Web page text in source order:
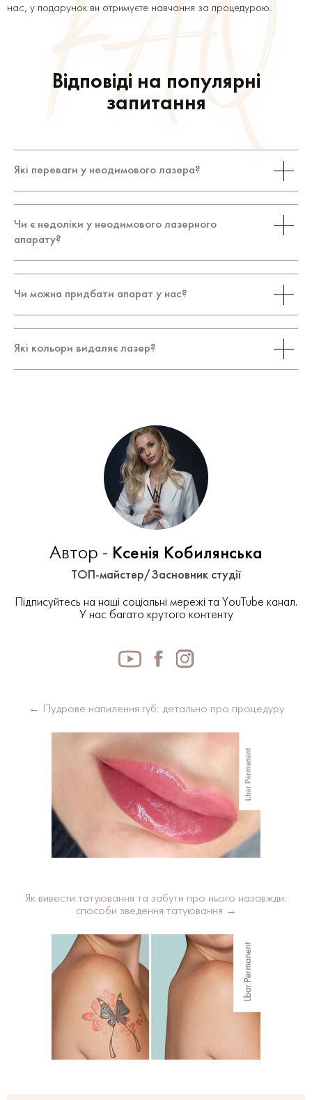
нас, у подарунок ви отримуєте навчання за процедурою.
Відповіді на популярні
запитання
Які переваги у неодимового лазера?
Це потужний та ефективний апарат, який
дозволяє швидко проводити процедуру
неодимового лазера можна проводити
Чи є недоліки у неодимового лазерного
апарату?
До недоліків можна віднести болючість
використовуються під час процедури,
Чи можна придбати апарат у нас?
Так, ви можете придбати професійну
Які кольори видаляє лазер?
червоний, фіолетовий кольори. Менш
ефективний із теплими відтінками: жовтим,
бежевим, зеленим.
Автор - Ксенія Кобилянська
ТОП-майстер/Засновник студії
Підписуйтесь на наші соціальні мережі та YouTube канал.
У нас багато крутого контенту
← Пудрове напилення губ: детально про процедуру
Як вивести татуювання та забути про нього назавжди:
способи зведення татуювання →